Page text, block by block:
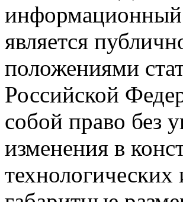
информационный
является
положениями
Российской
собой право без
изменения в